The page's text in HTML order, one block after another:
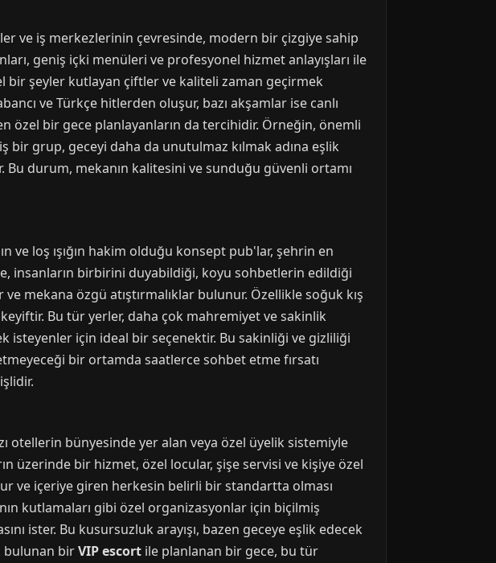
ve iş merkezlerinin çevresinde, modern bir çizgiye sahip
geniş içki menüleri ve profesyonel hizmet anlayışları ile
bir şeyler kutlayan çiftler ve kaliteli zaman geçirmek
ve Türkçe hitlerden oluşur, bazı akşamlar ise canlı
özel bir gece planlayanların da tercihidir. Örneğin, önemli
grup, geceyi daha da unutulmaz kılmak adına eşlik
durum, mekanın kalitesini ve sunduğu güvenli ortamı
loş ışığın hakim olduğu konsept pub'lar, şehrin en
insanların birbirini duyabildiği, koyu sohbetlerin edildiği
mekana özgü atıştırmalıklar bulunur. Özellikle soğuk kış
Bu tür yerler, daha çok mahremiyet ve sakinlik
isteyenler için ideal bir seçenektir. Bu sakinliği ve gizliliği
bir ortamda saatlerce sohbet etme fırsatı
otellerin bünyesinde yer alan veya özel üyelik sistemiyle
üzerinde bir hizmet, özel locular, şişe servisi ve kişiye özel
ve içeriye giren herkesin belirli bir standartta olması
kutlamaları gibi özel organizasyonlar için biçilmiş
ister. Bu kusursuzluk arayışı, bazen geceye eşlik edecek
bulunan birVIP escort ile planlanan bir gece, bu tür